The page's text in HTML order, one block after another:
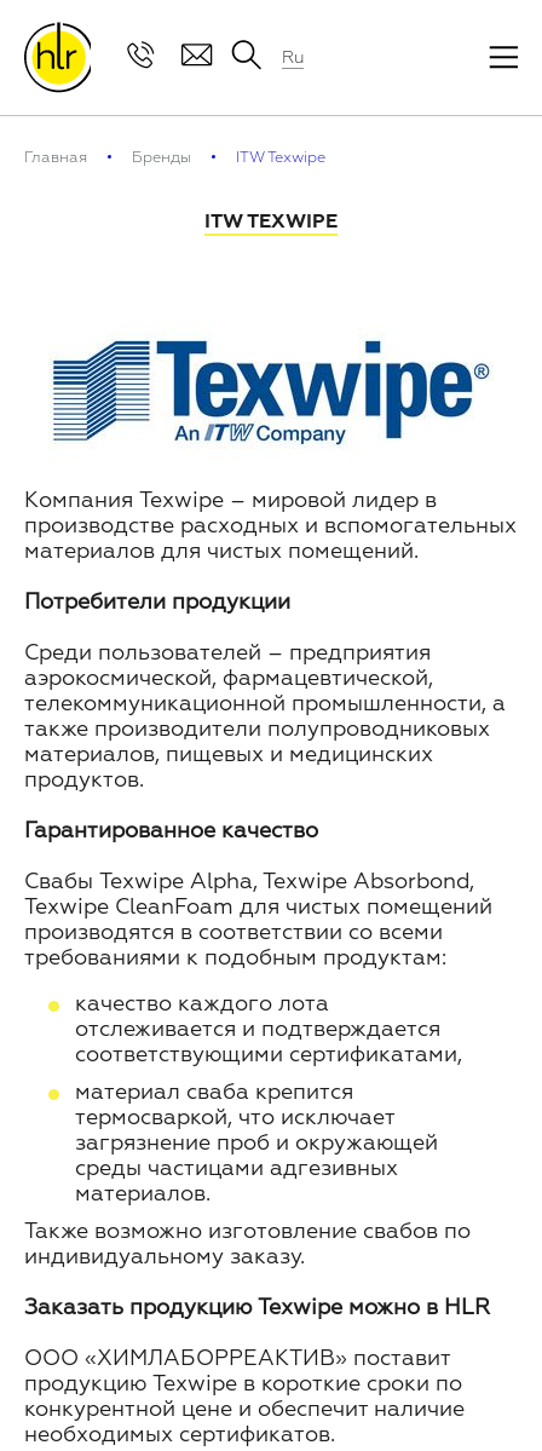
Ru
Главная Бренды ITW Texwipe
ITW TEXWIPE
Компания Texwipe – мировой лидер в
производстве расходных и вспомогательных
материалов для чистых помещений.
Потребители продукции
Среди пользователей – предприятия
аэрокосмической, фармацевтической,
телекоммуникационной промышленности, а
также производители полупроводниковых
материалов, пищевых и медицинских
продуктов.
Гарантированное качество
Свабы Texwipe Alpha, Texwipe Absorbond,
Texwipe CleanFoam для чистых помещений
производятся в соответствии со всеми
требованиями к подобным продуктам:
качество каждого лота
отслеживается и подтверждается
соответствующими сертификатами,
материал сваба крепится
термосваркой, что исключает
загрязнение проб и окружающей
среды частицами адгезивных
материалов.
Также возможно изготовление свабов по
индивидуальному заказу.
Заказать продукцию Texwipe можно в HLR
ООО «ХИМЛАБОРРЕАКТИВ» поставит
продукцию Texwipe в короткие сроки по
конкурентной цене и обеспечит наличие
необходимых сертификатов.